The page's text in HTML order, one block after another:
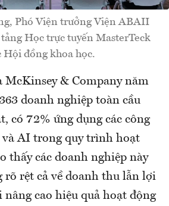
Phó Viện trưởng Viện ABAII
Học trực tuyến MasterTeck
Hội đồng khoa học.
McKinsey & Company năm
doanh nghiệp toàn cầu
có 72% ứng dụng các công
và AI trong quy trình hoạt
thấy các doanh nghiệp này
rõ rệt cả về doanh thu lẫn lợi
cao hiệu quả hoạt động